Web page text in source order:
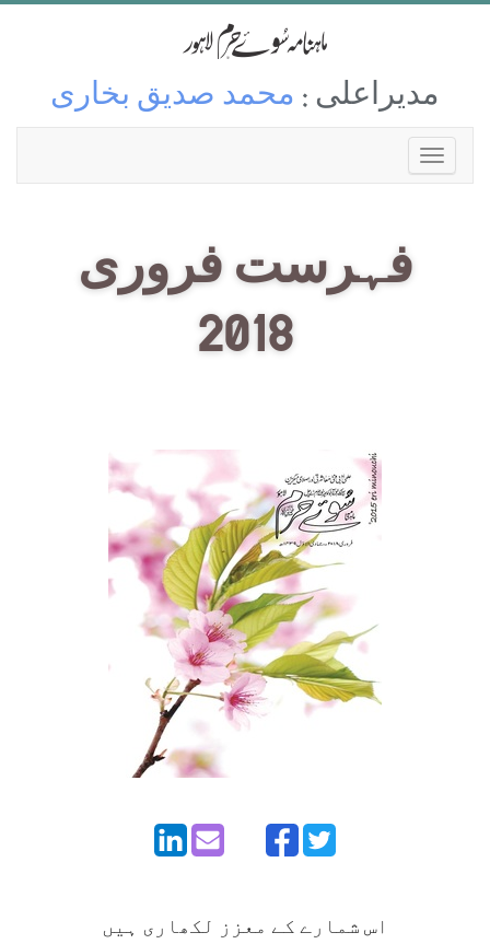
مدیراعلی : محمد صدیق بخاری
فہرست فروری
2018
اس شمارے کے معزز لکھاری ہیں